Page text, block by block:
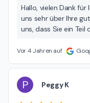
Hallo, vielen Dank
uns sehr über Ihre
uns, dass Sie ein Teil des
Vor 4 Jahren auf
P Peggy K